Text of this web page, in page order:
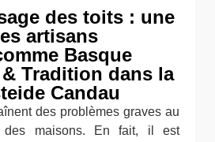
des toits : une
artisans
Basque
Tradition dans la
Candau
des problèmes graves au
des maisons. En fait, il est